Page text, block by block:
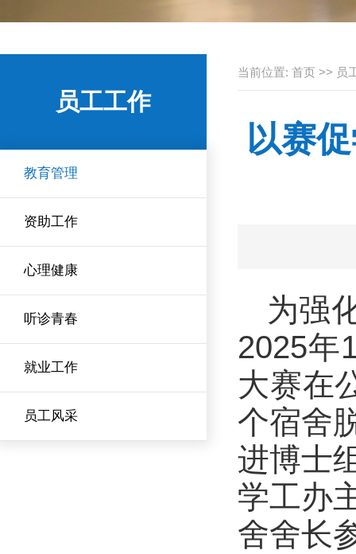
员工工作
教育管理
资助工作
心理健康
听诊青春
就业工作
员工风采
当前位置: 首页 >> 员
以赛
为强
2025年
大赛在
个宿舍
进博士
学工办
舍舍长